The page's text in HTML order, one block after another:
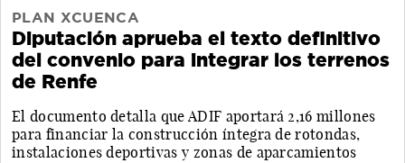
PLAN XCUENCA
Diputación aprueba el texto definitivo
del convenio para integrar los terrenos
de Renfe
El documento detalla que ADIF aportará 2,16 millones
para financiar la construcción íntegra de rotondas,
instalaciones deportivas y zonas de aparcamientos